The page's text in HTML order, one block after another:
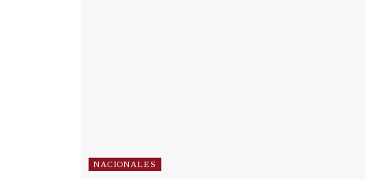
NACIONALES